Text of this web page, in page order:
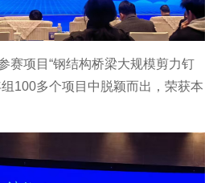
赛项目“钢结构桥梁大规模剪力钉
100多个项目中脱颖而出，荣获本